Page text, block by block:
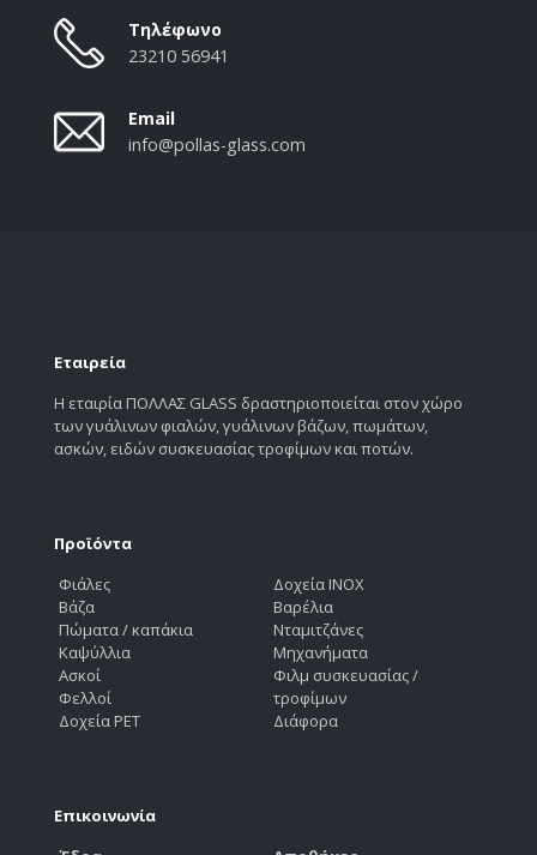
Τηλέφωνο
23210 56941
Email
info@pollas-glass.com
Εταιρεία
Η εταιρία ΠΟΛΛΑΣ GLASS δραστηριοποιείται στον χώρο
των γυάλινων φιαλών, γυάλινων βάζων, πωμάτων,
ασκών, ειδών συσκευασίας τροφίμων και ποτών.
Προϊόντα
Φιάλες
Βάζα
Πώματα / καπάκια
Καψύλλια
Ασκοί
Φελλοί
Δοχεία PET
Δοχεία INOX
Βαρέλια
Νταμιτζάνες
Μηχανήματα
Φιλμ συσκευασίας /
τροφίμων
Διάφορα
Επικοινωνία